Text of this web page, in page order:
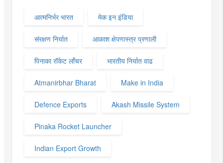
आत्मनिर्भर भारत मेक इन इंडिया
संरक्षण निर्यात आकाश क्षेपणास्त्र प्रणाली
पिनाका रॉकेट लाँचर भारतीय निर्यात वाढ
Atmanirbhar Bharat Make in India
Defence Exports Akash Missile System
Pinaka Rocket Launcher
Indian Export Growth